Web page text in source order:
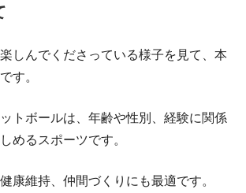
しんでくださっている様子を見て、本
す。
トボールは、年齢や性別、経験に関係
めるスポーツです。
康維持、仲間づくりにも最適です。